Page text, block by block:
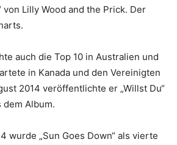
von Lilly Wood and the Prick. Der
auch die Top 10 in Australien und
in Kanada und den Vereinigten
2014 veröffentlichte er „Willst Du“
Album.
wurde „Sun Goes Down“ als vierte